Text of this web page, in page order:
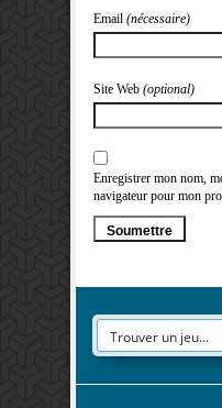
Email (nécessaire)
Site Web (optional)
Enregistrer mon nom,
navigateur pour mon